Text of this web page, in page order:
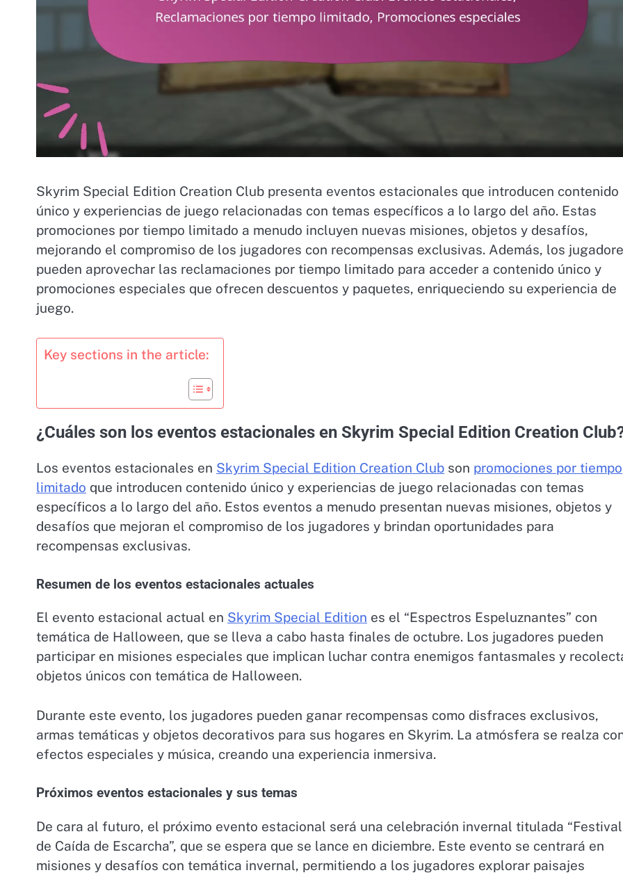
Skyrim Special Edition Creation Club presenta eventos estacionales que introducen contenido
único y experiencias de juego relacionadas con temas específicos a lo largo del año. Estas
promociones por tiempo limitado a menudo incluyen nuevas misiones, objetos y desafíos,
mejorando el compromiso de los jugadores con recompensas exclusivas. Además, los
pueden aprovechar las reclamaciones por tiempo limitado para acceder a contenido único y
promociones especiales que ofrecen descuentos y paquetes, enriqueciendo su experiencia de
juego.
Key sections in the article:
¿Cuáles son los eventos estacionales en Skyrim Special Edition Creation
Los eventos estacionales en Skyrim Special Edition Creation Club son promociones por tiempo
limitado que introducen contenido único y experiencias de juego relacionadas con temas
específicos a lo largo del año. Estos eventos a menudo presentan nuevas misiones, objetos y
desafíos que mejoran el compromiso de los jugadores y brindan oportunidades para
recompensas exclusivas.
Resumen de los eventos estacionales actuales
El evento estacional actual en Skyrim Special Edition es el “Espectros Espeluznantes” con
temática de Halloween, que se lleva a cabo hasta finales de octubre. Los jugadores pueden
participar en misiones especiales que implican luchar contra enemigos fantasmales y
objetos únicos con temática de Halloween.
Durante este evento, los jugadores pueden ganar recompensas como disfraces exclusivos,
armas temáticas y objetos decorativos para sus hogares en Skyrim. La atmósfera se realza
efectos especiales y música, creando una experiencia inmersiva.
Próximos eventos estacionales y sus temas
De cara al futuro, el próximo evento estacional será una celebración invernal titulada “Festival
de Caída de Escarcha”, que se espera que se lance en diciembre. Este evento se centrará en
misiones y desafíos con temática invernal, permitiendo a los jugadores explorar paisajes